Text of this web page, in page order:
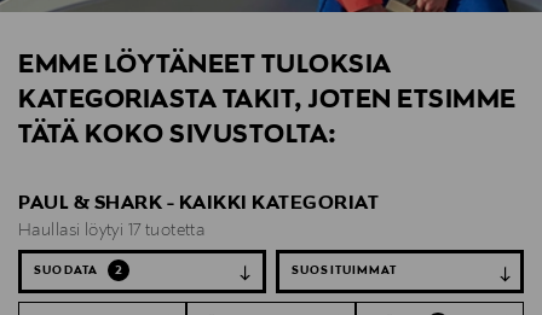
EMME LÖYTÄNEET TULOKSIA
KATEGORIASTA TAKIT, JOTEN ETSIMME
TÄTÄ KOKO SIVUSTOLTA:
PAUL & SHARK - KAIKKI KATEGORIAT
Haullasi löytyi 17 tuotetta
SUODATA 2